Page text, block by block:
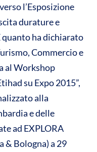
l’Esposizione
durature e
ha dichiarato
Commercio e
al Workshop
su Expo 2015”,
alla
e delle
ad EXPLORA
& Bologna) a 29